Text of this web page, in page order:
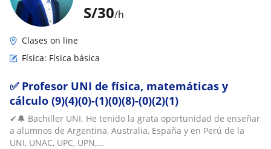
S/30/h
Clases on line
Física: Física básica
✅ Profesor UNI de física, matemáticas y
cálculo (9)(4)(0)-(1)(0)(8)-(0)(2)(1)
✔🔔 Bachiller UNI. He tenido la grata oportunidad de enseñar
a alumnos de Argentina, Australia, España y en Perú de la
UNI, UNAC, UPC, UPN,...